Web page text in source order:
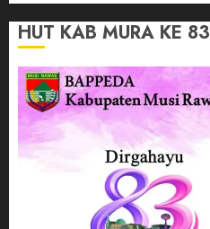
HUT KAB MURA KE 83